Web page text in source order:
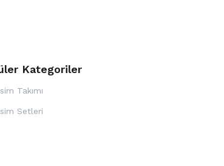
Kategoriler
Takımı
Setleri